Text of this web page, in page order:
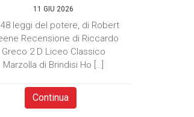
11 GIU 2026
leggi del potere, di Robert
Recensione di Riccardo
Greco 2 D Liceo Classico
Marzolla di Brindisi Ho […]
Continua